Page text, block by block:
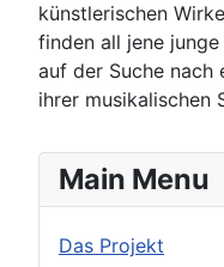
Main Menu
Das Projekt
künstlerischen
finden all jene
auf der Suche nach
ihrer musikalischen